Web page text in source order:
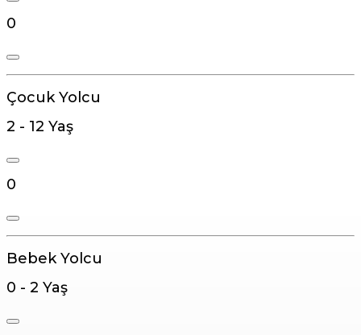
0
Çocuk Yolcu
2 - 12 Yaş
0
Bebek Yolcu
0 - 2 Yaş